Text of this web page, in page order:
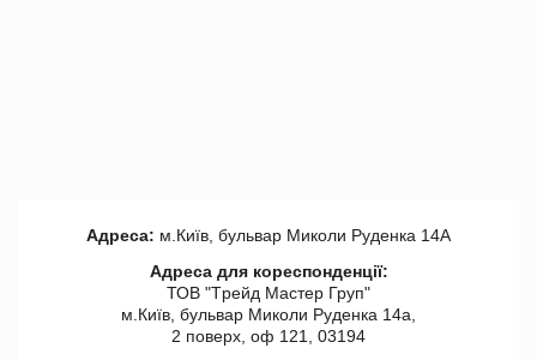
Адреса: м.Київ, бульвар Миколи Руденка 14А
Адреса для кореспонденції:
ТОВ "Tрейд Мастер Груп"
м.Київ, бульвар Миколи Руденка 14а,
2 поверх, оф 121, 03194